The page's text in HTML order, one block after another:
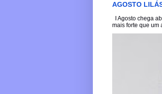
AGOSTO
I Agosto chega
mais forte que um